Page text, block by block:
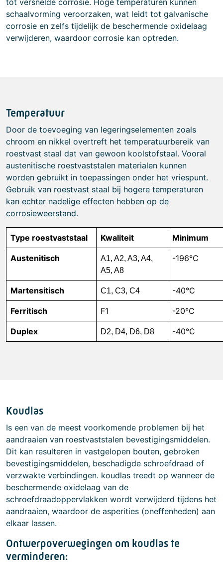
tot versnelde corrosie. Hoge temperaturen kunnen
schaalvorming veroorzaken, wat leidt tot galvanische
corrosie en zelfs tijdelijk de beschermende oxidelaag
verwijderen, waardoor corrosie kan optreden.
Temperatuur
Door de toevoeging van legeringselementen zoals
chroom en nikkel overtreft het temperatuurbereik van
roestvast staal dat van gewoon koolstofstaal. Vooral
austenitische roestvaststalen materialen kunnen
worden gebruikt in toepassingen onder het vriespunt.
Gebruik van roestvast staal bij hogere temperaturen
kan echter nadelige effecten hebben op de
corrosieweerstand.
Type roestvaststaal Kwaliteit Minimum
Austenitisch
A1, A2, A3, A4,
A5, A8
-196°C
Martensitisch C1, C3, C4 -40°C
Ferritisch F1 -20°C
Duplex D2, D4, D6, D8 -40°C
Koudlas
Is een van de meest voorkomende problemen bij het
aandraaien van roestvaststalen bevestigingsmiddelen.
Dit kan resulteren in vastgelopen bouten, gebroken
bevestigingsmiddelen, beschadigde schroefdraad of
verzwakte verbindingen. koudlas treedt op wanneer de
beschermende oxidelaag van de
schroefdraadoppervlakken wordt verwijderd tijdens het
aandraaien, waardoor de asperities (oneffenheden) aan
elkaar lassen.
Ontwerpoverwegingen om koudlas te
verminderen: